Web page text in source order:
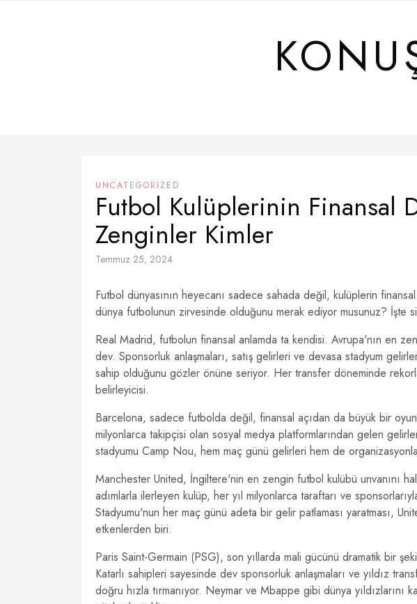
UNCATEGORIZED
Futbol Kulüplerinin Finansal
Zenginler Kimler
Temmuz 25, 2024
Futbol dünyasının heyecanı sadece sahada değil, kulüplerin
dünya futbolunun zirvesinde olduğunu merak ediyor musunuz? İşte
Real Madrid, futbolun finansal anlamda ta kendisi. Avrupa'nın en
dev. Sponsorluk anlaşmaları, satış gelirleri ve devasa stadyum
sahip olduğunu gözler önüne seriyor. Her transfer döneminde
belirleyicisi.
Barcelona, sadece futbolda değil, finansal açıdan da büyük bir
milyonlarca takipçisi olan sosyal medya platformlarından gelen
stadyumu Camp Nou, hem maç günü gelirleri hem de
Manchester United, İngiltere'nin en zengin futbol kulübü unvanını
adımlarla ilerleyen kulüp, her yıl milyonlarca taraftarı ve
Stadyumu'nun her maç günü adeta bir gelir patlaması yaratması,
etkenlerden biri.
Paris Saint-Germain (PSG), son yıllarda mali gücünü dramatik bir
Katarlı sahipleri sayesinde dev sponsorluk anlaşmaları ve yıldız
doğru hızla tırmanıyor. Neymar ve Mbappe gibi dünya yıldızlarını